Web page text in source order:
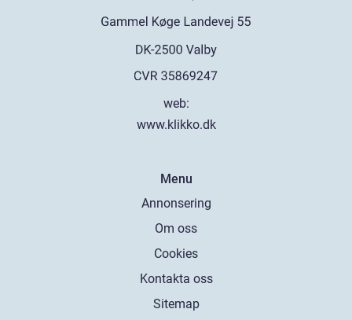
web:
www.klikko.dk
Menu
Annonsering
Om oss
Cookies
Kontakta oss
Sitemap